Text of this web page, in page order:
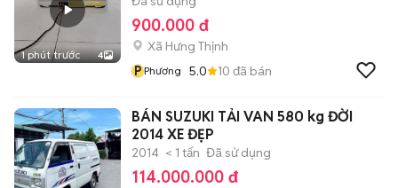
1 phút trước 4
900.000 đ
Xã Hưng Thịnh
P Phương 5.0 10 đã bán
BÁN SUZUKI TẢI VAN 580 kg ĐỜI
2014 XE ĐẸP
2014 < 1 tấn Đã sử dụng
114.000.000 đ